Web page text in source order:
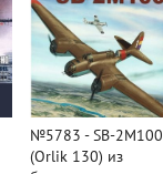
№5783 - SB-2M100
(Orlik 130) из